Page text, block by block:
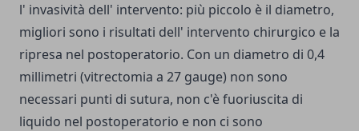
l' invasività dell' intervento: più piccolo è il diametro,
migliori sono i risultati dell' intervento chirurgico e la
ripresa nel postoperatorio. Con un diametro di 0,4
millimetri (vitrectomia a 27 gauge) non sono
necessari punti di sutura, non c'è fuoriuscita di
liquido nel postoperatorio e non ci sono